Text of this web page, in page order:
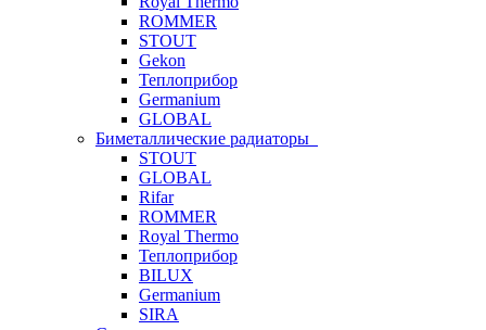
ROMMER
STOUT
Gekon
Теплоприбор
Germanium
GLOBAL
Биметаллические радиаторы
STOUT
GLOBAL
Rifar
ROMMER
Royal Thermo
Теплоприбор
BILUX
Germanium
SIRA